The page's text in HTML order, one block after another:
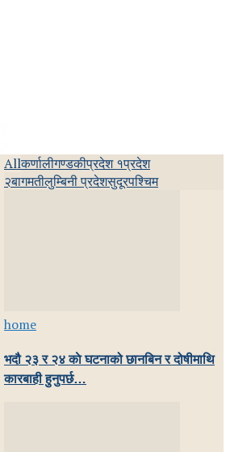
Allकर्णालीगण्डकीप्रदेश १प्रदेश
२बागमतीलुम्बिनी प्रदेशसुदूरपश्चिम
home
भदौ २३ र २४ काे घटनाको छानबिन र दोषीमाथि
कारबाही हुनुपर्छ…